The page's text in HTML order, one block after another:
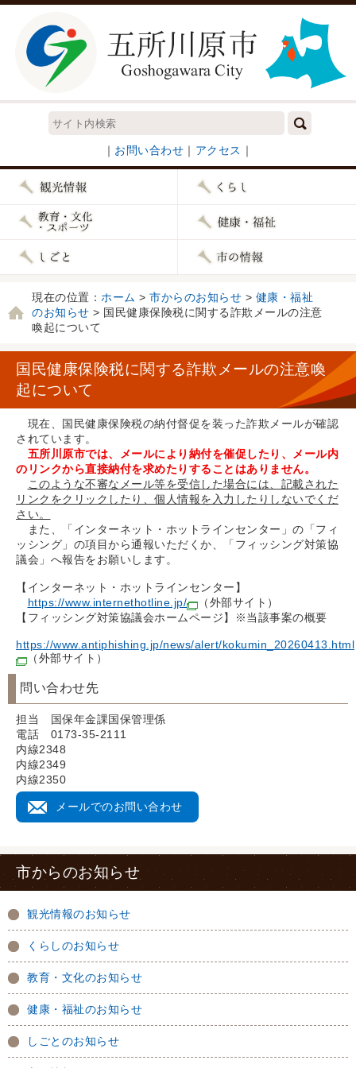
｜ お問い合わせ ｜ アクセス ｜
現在の位置： ホーム > 市からのお知らせ > 健康・福祉
のお知らせ > 国民健康保険税に関する詐欺メールの注意
喚起について
国民健康保険税に関する詐欺メールの注意喚
起について
現在、国民健康保険税の納付督促を装った詐欺メールが確認
されています。
五所川原市では、メールにより納付を催促したり、メール内
のリンクから直接納付を求めたりすることはありません。
このような不審なメール等を受信した場合には、記載された
リンクをクリックしたり、個人情報を入力したりしないでくだ
さい。
また、「インターネット・ホットラインセンター」の「フィ
ッシング」の項目から通報いただくか、「フィッシング対策協
議会」へ報告をお願いします。
【インターネット・ホットラインセンター】
https://www.internethotline.jp/
（外部サイト）
【フィッシング対策協議会ホームページ】※当該事案の概要
https://www.antiphishing.jp/news/alert/kokumin_20260413.html
（外部サイト）
問い合わせ先
担当 国保年金課国保管理係
電話 0173-35-2111
内線2348
内線2349
内線2350
メールでのお問い合わせ
市からのお知らせ
観光情報のお知らせ
くらしのお知らせ
教育・文化のお知らせ
健康・福祉のお知らせ
しごとのお知らせ